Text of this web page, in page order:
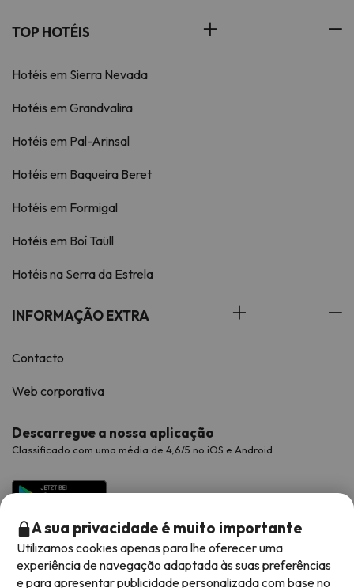
TOP HOTÉIS
Hotéis em Sierra Nevada
Hotéis em Grandvalira
Hotéis em Pal-Arinsal
Hotéis em Baqueira Beret
Hotéis em Formigal
Hotéis em Boí Taüll
Hotéis na Serra da Estrela
INFORMAÇÃO EXTRA
Contacto
Web corporativa
Descarregue a nossa aplicação
Classificado com uma média de 4,6/5 no iOS e Android.
A sua privacidade é muito importante
Utilizamos cookies apenas para lhe oferecer uma
experiência de navegação adaptada às suas preferências
e para apresentar publicidade personalizada com base no